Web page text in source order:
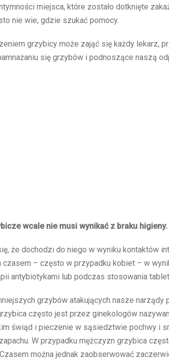
miejsca, które zostało dotknięte
nie wie, gdzie szukać pomocy.
grzybicy może zająć się każdy lekarz,
się grzybów i podnoszące naszą
wcale nie musi wynikać z braku higieny.
że dochodzi do niego w wyniku kontaktów
– często w przypadku kobiet – w
antybiotykami lub podczas stosowania
grzybów atakujących nasze narządy
często jest przez ginekologów
świąd i pieczenie w sąsiedztwie pochwy i
W przypadku mężczyzn grzybica
można jednak zaobserwować